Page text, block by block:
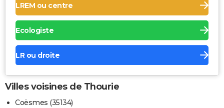
LREM ou centre
Ecologiste
LR ou droite
Villes voisines de Thourie
Coësmes (35134)